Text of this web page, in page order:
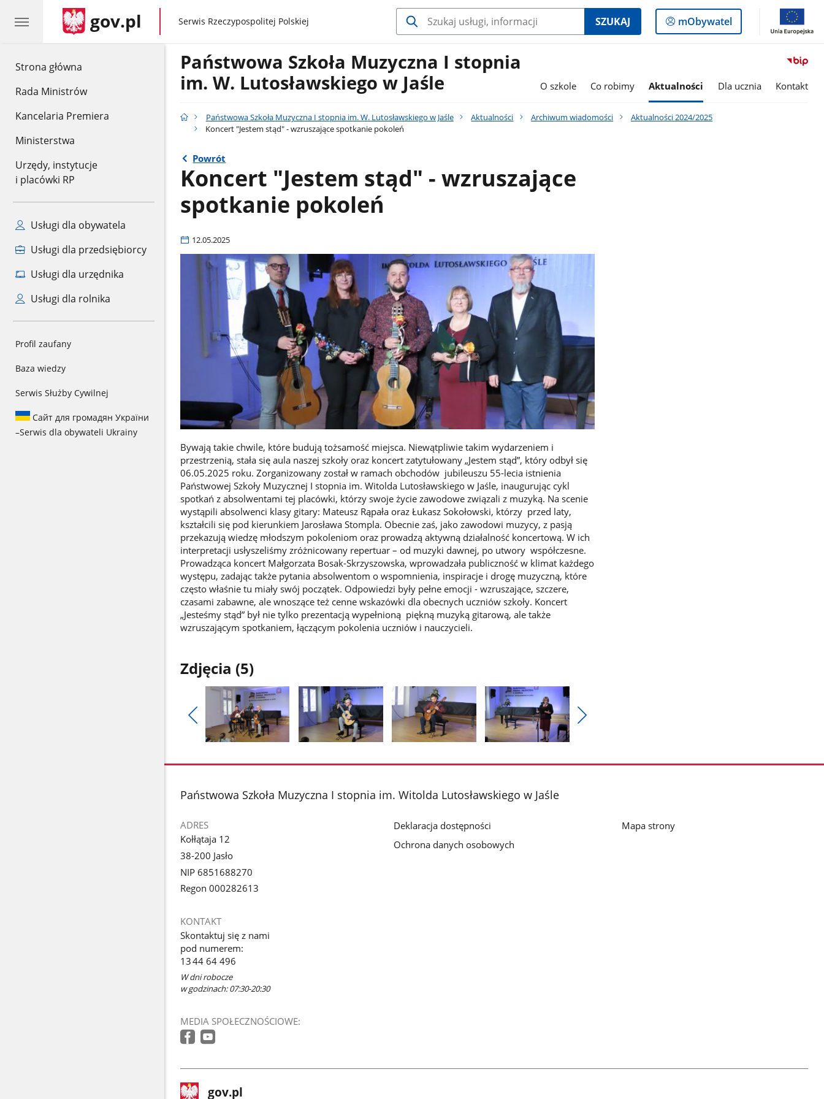
Strona główna
Rada Ministrów
Kancelaria Premiera
Ministerstwa
Urzędy, instytucje
i placówki RP
Usługi dla obywatela
Usługi dla przedsiębiorcy
Usługi dla urzędnika
Usługi dla rolnika
Profil zaufany
Baza wiedzy
Serwis Służby Cywilnej
Сайт для громадян України
–Serwis dla obywateli Ukrainy
gov.pl gov.pl
Serwis Rzeczypospolitej Polskiej SZUKAJ
Logowanie
do
mObywatel
Państwowa Szkoła Muzyczna I stopnia
im. W. Lutosławskiego w Jaśle
O szkole Co robimy Aktualności Dla ucznia Kontakt
Państwowa Szkoła Muzyczna I stopnia im. W. Lutosławskiego w Jaśle Aktualności Archiwum wiadomości
Aktualności 2024/2025
Koncert "Jestem stąd" - wzruszające spotkanie pokoleń
Powrót
Koncert "Jestem stąd" - wzruszające
spotkanie pokoleń
12.05.2025
Bywają takie chwile, które budują tożsamość miejsca. Niewątpliwie takim wydarzeniem i
przestrzenią, stała się aula naszej szkoły oraz koncert zatytułowany „Jestem stąd”, który odbył się
06.05.2025 roku. Zorganizowany został w ramach obchodów jubileuszu 55-lecia istnienia
Państwowej Szkoły Muzycznej I stopnia im. Witolda Lutosławskiego w Jaśle, inaugurując cykl
spotkań z absolwentami tej placówki, którzy swoje życie zawodowe związali z muzyką. Na scenie
wystąpili absolwenci klasy gitary: Mateusz Rąpała oraz Łukasz Sokołowski, którzy przed laty,
kształcili się pod kierunkiem Jarosława Stompla. Obecnie zaś, jako zawodowi muzycy, z pasją
przekazują wiedzę młodszym pokoleniom oraz prowadzą aktywną działalność koncertową. W ich
interpretacji usłyszeliśmy zróżnicowany repertuar – od muzyki dawnej, po utwory współczesne.
Prowadząca koncert Małgorzata Bosak-Skrzyszowska, wprowadzała publiczność w klimat każdego
występu, zadając także pytania absolwentom o wspomnienia, inspiracje i drogę muzyczną, które
często właśnie tu miały swój początek. Odpowiedzi były pełne emocji - wzruszające, szczere,
czasami zabawne, ale wnoszące też cenne wskazówki dla obecnych uczniów szkoły. Koncert
„Jesteśmy stąd” był nie tylko prezentacją wypełnioną piękną muzyką gitarową, ale także
wzruszającym spotkaniem, łączącym pokolenia uczniów i nauczycieli.
Zdjęcia (5)
Pokaż
poprzednie
galerii.
galerii.
galerii.
galerii.
stopka
Państwowa Szkoła Muzyczna I stopnia im. Witolda Lutosławskiego w Jaśle
ADRES
Kołłątaja 12
38-200 Jasło
NIP 6851688270
Regon 000282613
KONTAKT
Skontaktuj się z nami
pod numerem:
13 44 64 496
W dni robocze
w godzinach: 07:30-20:30
MEDIA SPOŁECZNOŚCIOWE:
Deklaracja dostępności
Ochrona danych osobowych
Mapa strony
stopkaStrona
gov.pl